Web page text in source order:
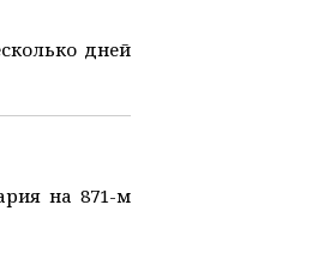
дней
на 871-м